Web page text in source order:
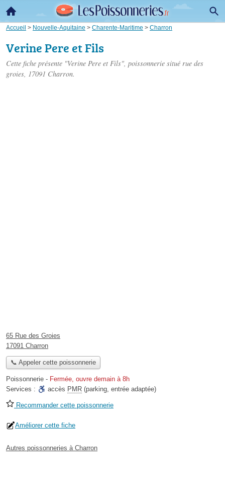
Accueil > Nouvelle-Aquitaine > Charente-Maritime > Charron
Verine Pere et Fils
Cette fiche présente "Verine Pere et Fils", poissonnerie situé rue des
groies, 17091 Charron.
65 Rue des Groies
17091 Charron
📞 Appeler cette poissonnerie
Poissonnerie - Fermée, ouvre demain à 8h
Services :
accès PMR (parking, entrée adaptée)
Recommander cette poissonnerie
Améliorer cette fiche
Autres poissonneries à Charron